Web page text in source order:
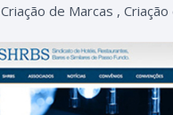
Criação de Marcas ,